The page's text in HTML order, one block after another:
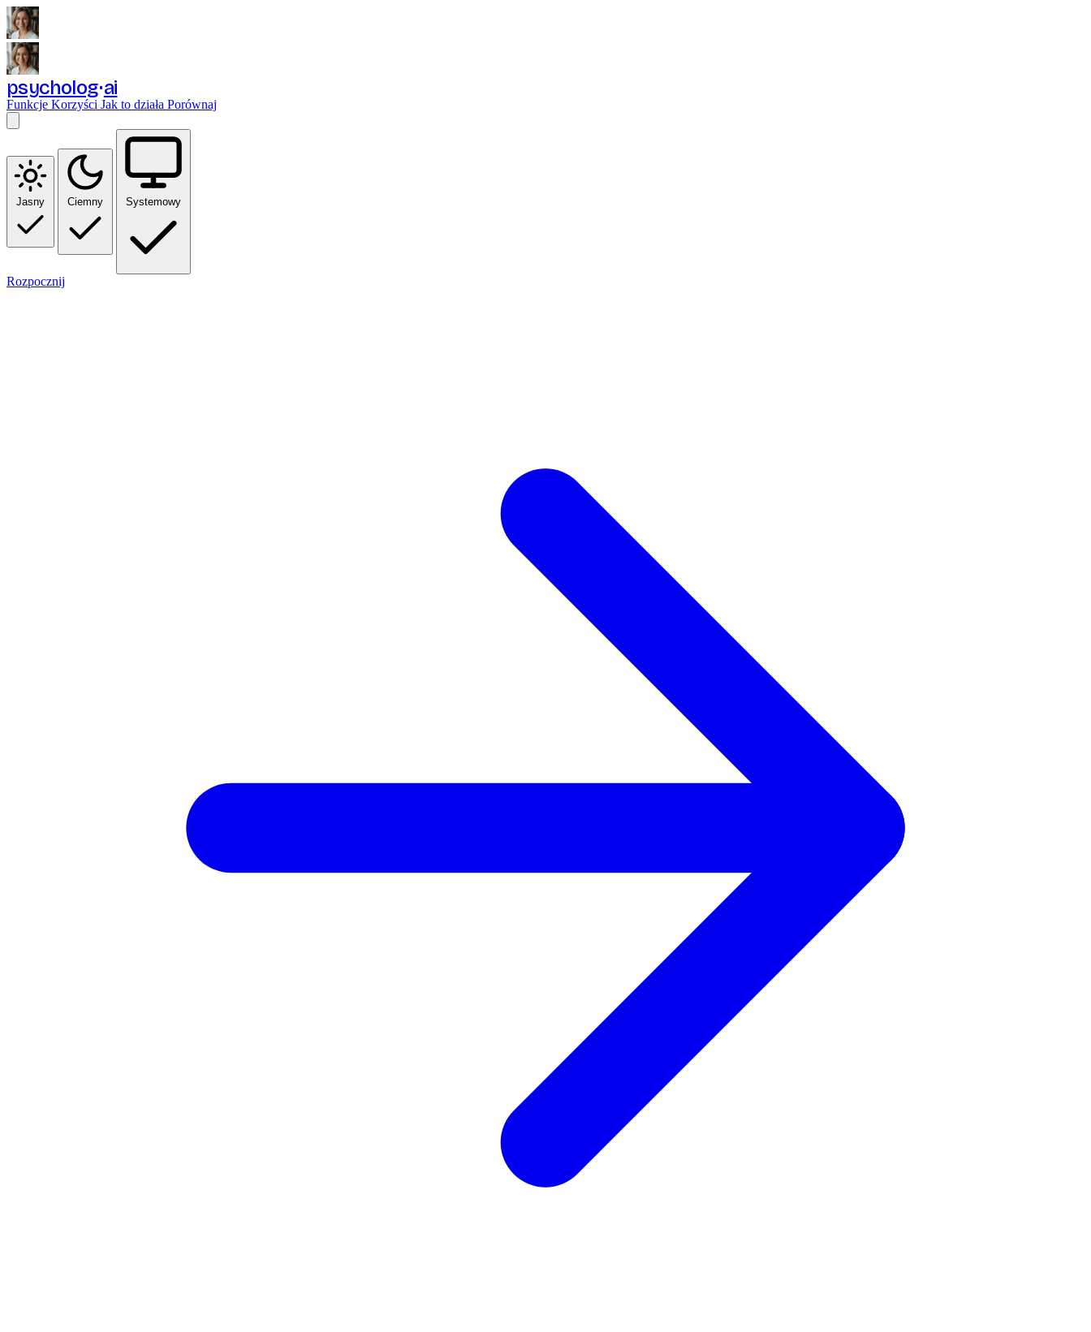
psycholog ai
Funkcje Korzyści Jak to działa Porównaj
Jasny Ciemny Systemowy
Rozpocznij